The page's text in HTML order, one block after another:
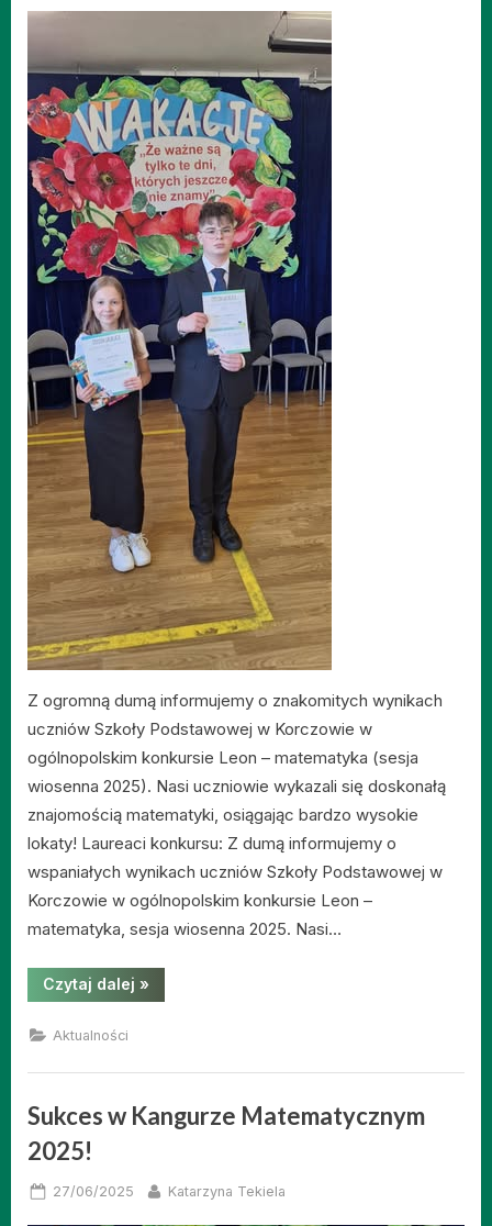
Z ogromną dumą informujemy o znakomitych wynikach
uczniów Szkoły Podstawowej w Korczowie w
ogólnopolskim konkursie Leon – matematyka (sesja
wiosenna 2025). Nasi uczniowie wykazali się doskonałą
znajomością matematyki, osiągając bardzo wysokie
lokaty! Laureaci konkursu: Z dumą informujemy o
wspaniałych wynikach uczniów Szkoły Podstawowej w
Korczowie w ogólnopolskim konkursie Leon –
matematyka, sesja wiosenna 2025. Nasi…
Czytaj dalej “Sukcesy
naszych
Leon
sesja
wiosenna
»
Aktualności
Sukces w Kangurze Matematycznym
2025!
Posted
27/06/2025 By
Katarzyna Tekiela